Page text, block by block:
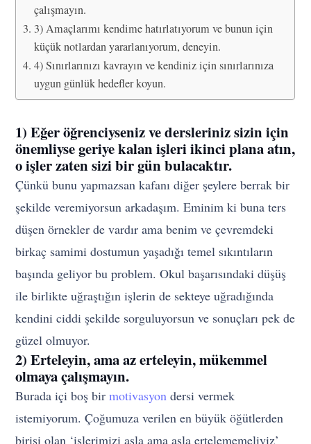
çalışmayın.
3) Amaçlarımı kendime hatırlatıyorum ve bunun için
küçük notlardan yararlanıyorum, deneyin.
4) Sınırlarınızı kavrayın ve kendiniz için sınırlarınıza
uygun günlük hedefler koyun.
1) Eğer öğrenciyseniz ve dersleriniz sizin için
önemliyse geriye kalan işleri ikinci plana atın,
o işler zaten sizi bir gün bulacaktır.
Çünkü bunu yapmazsan kafanı diğer şeylere berrak bir
şekilde veremiyorsun arkadaşım. Eminim ki buna ters
düşen örnekler de vardır ama benim ve çevremdeki
birkaç samimi dostumun yaşadığı temel sıkıntıların
başında geliyor bu problem. Okul başarısındaki düşüş
ile birlikte uğraştığın işlerin de sekteye uğradığında
kendini ciddi şekilde sorguluyorsun ve sonuçları pek de
güzel olmuyor.
2) Erteleyin, ama az erteleyin, mükemmel
olmaya çalışmayın.
Burada içi boş birmotivasyon dersi vermek
istemiyorum. Çoğumuza verilen en büyük öğütlerden
birisi olan ‘işlerimizi asla ama asla ertelememeliyiz’